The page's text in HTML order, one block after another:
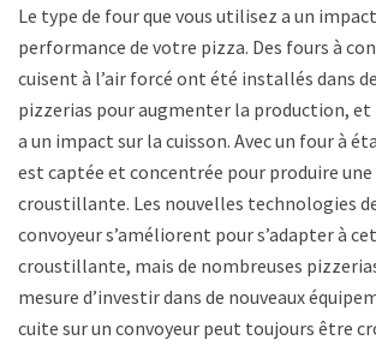
Le type de four que vous utilisez a un
performance de votre pizza. Des fours à
cuisent à l’air forcé ont été installés dans
pizzerias pour augmenter la production, et
a un impact sur la cuisson. Avec un four à
est captée et concentrée pour produire
croustillante. Les nouvelles technologies
convoyeur s’améliorent pour s’adapter à
croustillante, mais de nombreuses
mesure d’investir dans de nouveaux
cuite sur un convoyeur peut toujours être